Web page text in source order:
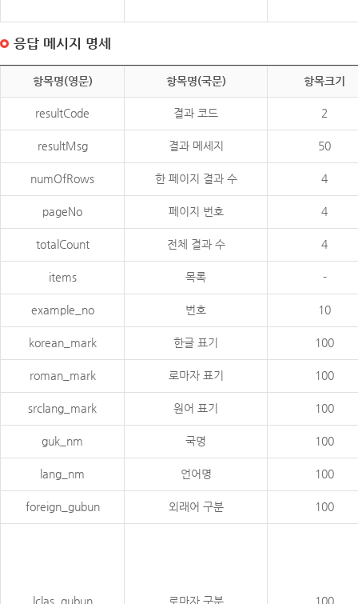
응답 메시지 명세
항목명(영문) 항목명(국문) 항목크기
resultCode 결과 코드 2
resultMsg 결과 메세지 50
numOfRows 한 페이지 결과 수 4
pageNo 페이지 번호 4
totalCount 전체 결과 수 4
items 목록 -
example_no 번호 10
korean_mark 한글 표기 100
roman_mark 로마자 표기 100
srclang_mark 원어 표기 100
guk_nm 국명 100
lang_nm 언어명 100
foreign_gubun 외래어 구분 100
lclas_gubun 로마자 구분 100